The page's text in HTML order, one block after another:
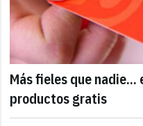
Más fieles que
productos gratis